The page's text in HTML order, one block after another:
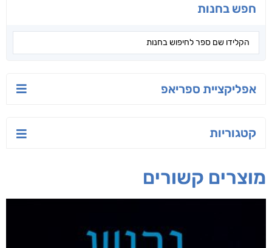
חפש בחנות
אפליקציית ספריאפ
קטגוריות
מוצרים קשורים